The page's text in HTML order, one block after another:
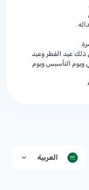
ذلك عيد الفطر وعيد
ويوم التأسيس ويوم
العربية